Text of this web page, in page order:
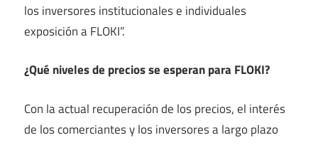
los inversores institucionales e individuales
exposición a FLOKI”.
¿Qué niveles de precios se esperan para FLOKI?
Con la actual recuperación de los precios, el interés
de los comerciantes y los inversores a largo plazo